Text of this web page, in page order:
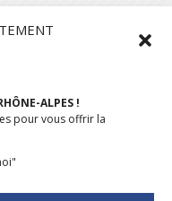
ALPES !
pour vous offrir la